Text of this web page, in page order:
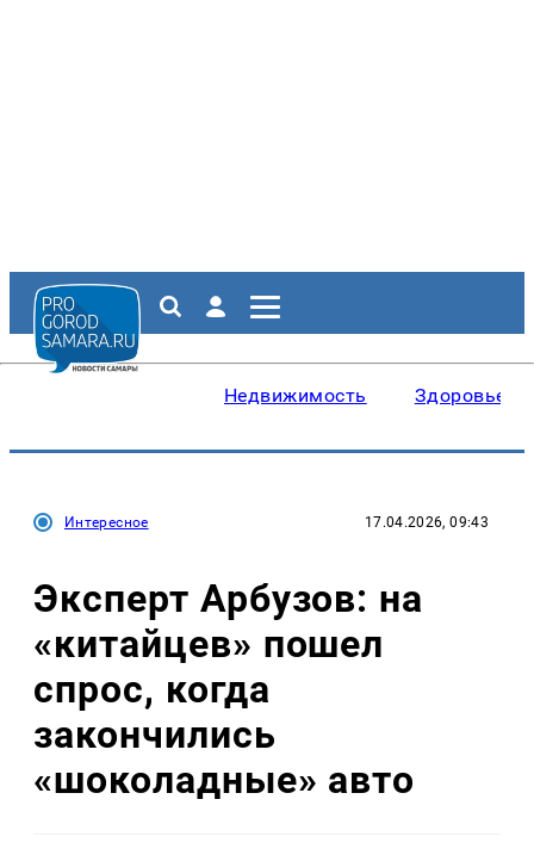
Недвижимость Здоровье
Интересное 17.04.2026, 09:43
Эксперт Арбузов: на
«китайцев» пошел
спрос, когда
закончились
«шоколадные» авто